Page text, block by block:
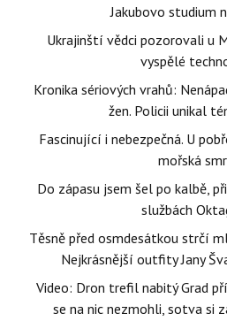
Jakubovo studium
Ukrajinští vědci pozorovali u
vyspělé
Kronika sériových vrahů:
žen. Policii unikal
Fascinující i nebezpečná. U
mořská
Do zápasu jsem šel po kalbě,
službách
Těsně před osmdesátkou strčí
Nejkrásnější outfity Jany
Video: Dron trefil nabitý Grad
se na nic nezmohli, sotva si